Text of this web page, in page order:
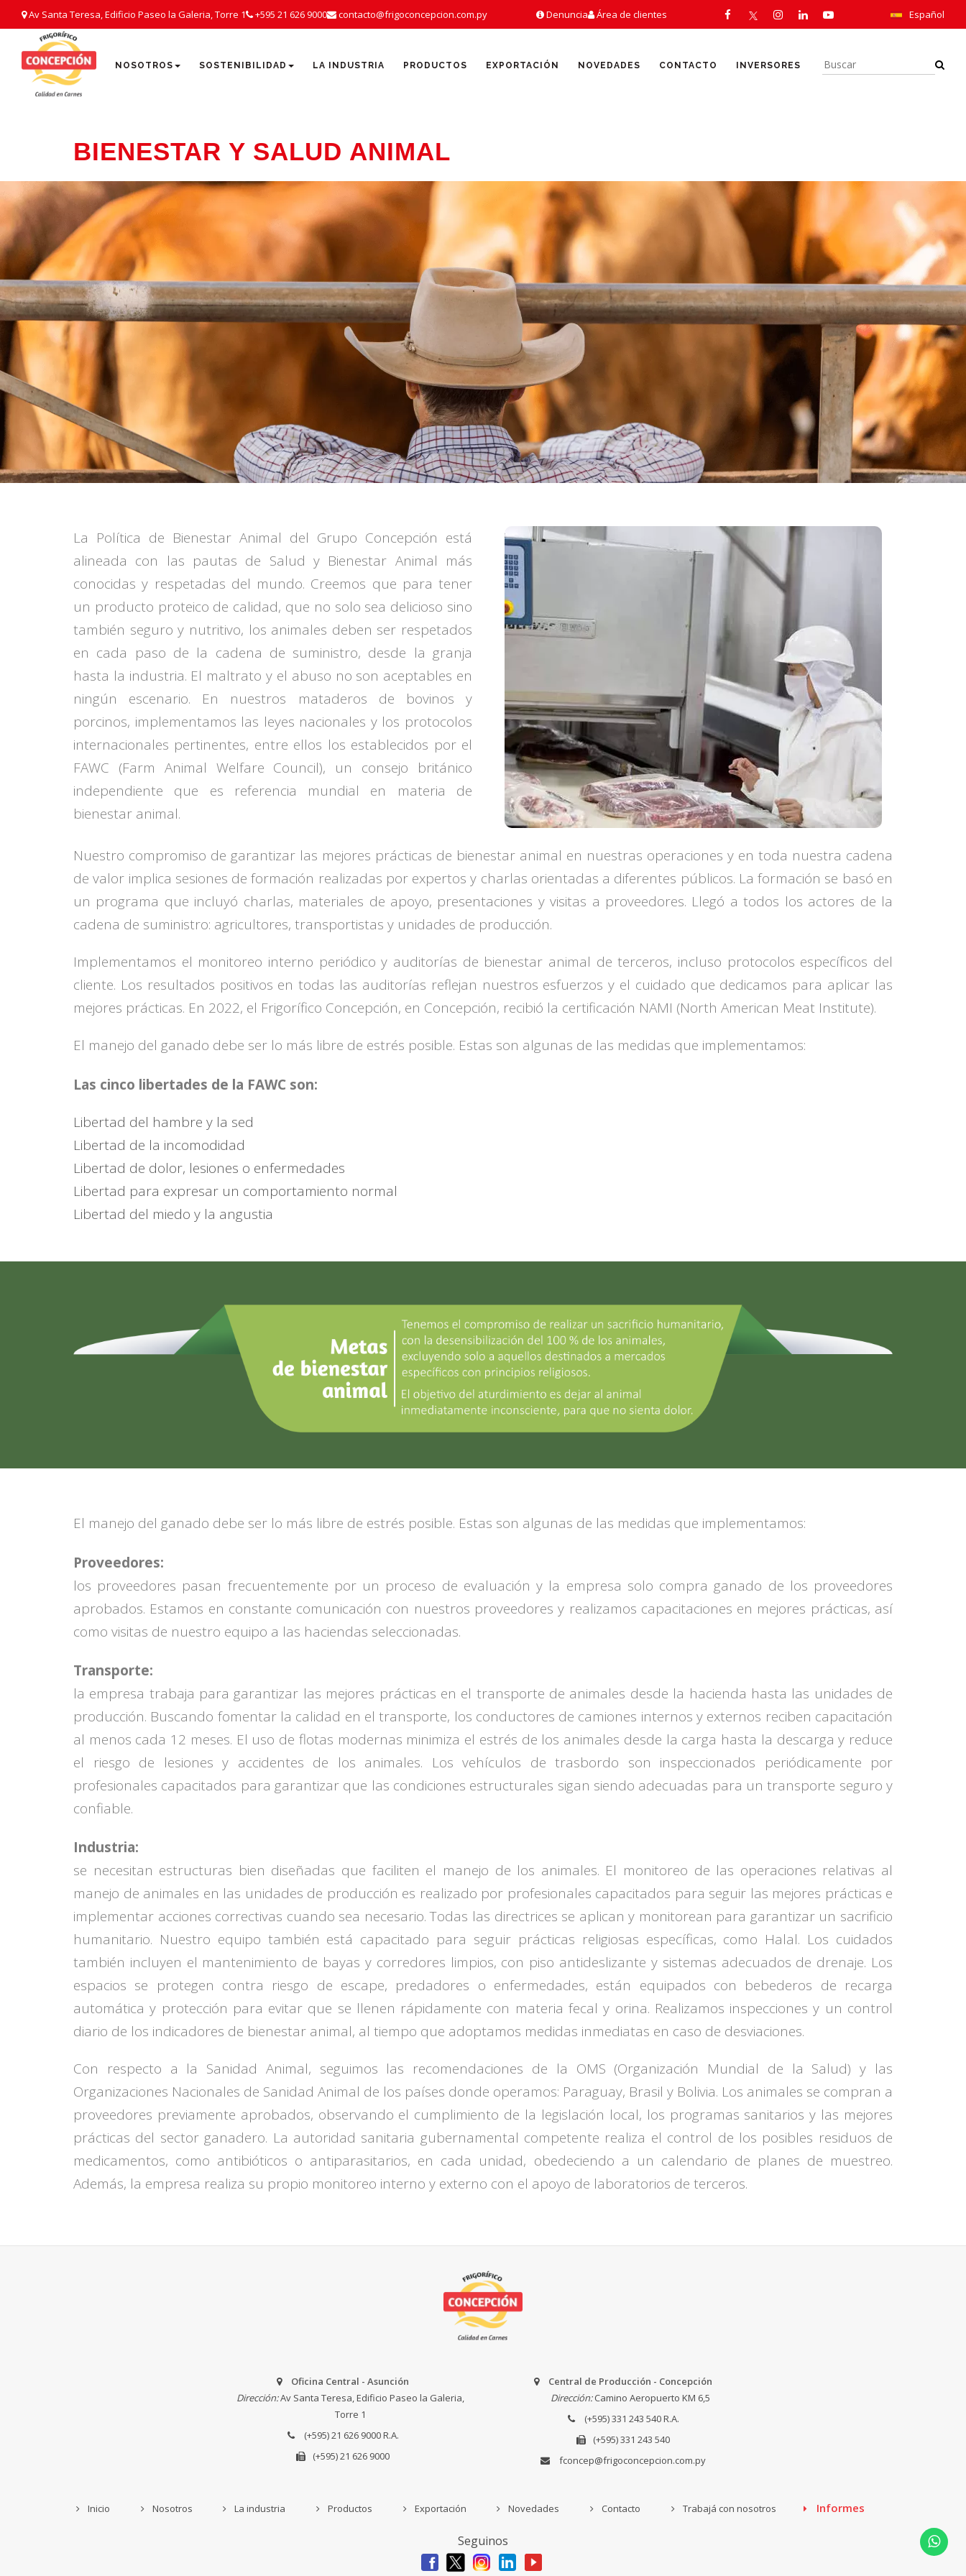
Av Santa Teresa, Edificio Paseo la Galeria, Torre 1 +595 21 626 9000 contacto@frigoconcepcion.com.py Denuncia Área de clientes Español
NOSOTROS SOSTENIBILIDAD LA INDUSTRIA PRODUCTOS EXPORTACIÓN NOVEDADES CONTACTO INVERSORES
BIENESTAR Y SALUD ANIMAL
La Política de Bienestar Animal del Grupo Concepción está
alineada con las pautas de Salud y Bienestar Animal más
conocidas y respetadas del mundo. Creemos que para tener
un producto proteico de calidad, que no solo sea delicioso sino
también seguro y nutritivo, los animales deben ser respetados
en cada paso de la cadena de suministro, desde la granja
hasta la industria. El maltrato y el abuso no son aceptables en
ningún escenario. En nuestros mataderos de bovinos y
porcinos, implementamos las leyes nacionales y los protocolos
internacionales pertinentes, entre ellos los establecidos por el
FAWC (Farm Animal Welfare Council), un consejo británico
independiente que es referencia mundial en materia de
bienestar animal.
Nuestro compromiso de garantizar las mejores prácticas de bienestar animal en nuestras operaciones y en toda nuestra cadena
de valor implica sesiones de formación realizadas por expertos y charlas orientadas a diferentes públicos. La formación se basó en
un programa que incluyó charlas, materiales de apoyo, presentaciones y visitas a proveedores. Llegó a todos los actores de la
cadena de suministro: agricultores, transportistas y unidades de producción.
Implementamos el monitoreo interno periódico y auditorías de bienestar animal de terceros, incluso protocolos específicos del
cliente. Los resultados positivos en todas las auditorías reflejan nuestros esfuerzos y el cuidado que dedicamos para aplicar las
mejores prácticas. En 2022, el Frigorífico Concepción, en Concepción, recibió la certificación NAMI (North American Meat Institute).
El manejo del ganado debe ser lo más libre de estrés posible. Estas son algunas de las medidas que implementamos:
Las cinco libertades de la FAWC son:
Libertad del hambre y la sed
Libertad de la incomodidad
Libertad de dolor, lesiones o enfermedades
Libertad para expresar un comportamiento normal
Libertad del miedo y la angustia
El manejo del ganado debe ser lo más libre de estrés posible. Estas son algunas de las medidas que implementamos:
Proveedores:
los proveedores pasan frecuentemente por un proceso de evaluación y la empresa solo compra ganado de los proveedores
aprobados. Estamos en constante comunicación con nuestros proveedores y realizamos capacitaciones en mejores prácticas, así
como visitas de nuestro equipo a las haciendas seleccionadas.
Transporte:
la empresa trabaja para garantizar las mejores prácticas en el transporte de animales desde la hacienda hasta las unidades de
producción. Buscando fomentar la calidad en el transporte, los conductores de camiones internos y externos reciben capacitación
al menos cada 12 meses. El uso de flotas modernas minimiza el estrés de los animales desde la carga hasta la descarga y reduce
el riesgo de lesiones y accidentes de los animales. Los vehículos de trasbordo son inspeccionados periódicamente por
profesionales capacitados para garantizar que las condiciones estructurales sigan siendo adecuadas para un transporte seguro y
confiable.
Industria:
se necesitan estructuras bien diseñadas que faciliten el manejo de los animales. El monitoreo de las operaciones relativas al
manejo de animales en las unidades de producción es realizado por profesionales capacitados para seguir las mejores prácticas e
implementar acciones correctivas cuando sea necesario. Todas las directrices se aplican y monitorean para garantizar un sacrificio
humanitario. Nuestro equipo también está capacitado para seguir prácticas religiosas específicas, como Halal. Los cuidados
también incluyen el mantenimiento de bayas y corredores limpios, con piso antideslizante y sistemas adecuados de drenaje. Los
espacios se protegen contra riesgo de escape, predadores o enfermedades, están equipados con bebederos de recarga
automática y protección para evitar que se llenen rápidamente con materia fecal y orina. Realizamos inspecciones y un control
diario de los indicadores de bienestar animal, al tiempo que adoptamos medidas inmediatas en caso de desviaciones.
Con respecto a la Sanidad Animal, seguimos las recomendaciones de la OMS (Organización Mundial de la Salud) y las
Organizaciones Nacionales de Sanidad Animal de los países donde operamos: Paraguay, Brasil y Bolivia. Los animales se compran a
proveedores previamente aprobados, observando el cumplimiento de la legislación local, los programas sanitarios y las mejores
prácticas del sector ganadero. La autoridad sanitaria gubernamental competente realiza el control de los posibles residuos de
medicamentos, como antibióticos o antiparasitarios, en cada unidad, obedeciendo a un calendario de planes de muestreo.
Además, la empresa realiza su propio monitoreo interno y externo con el apoyo de laboratorios de terceros.
Oficina Central - Asunción
Dirección:Av Santa Teresa, Edificio Paseo la Galeria,
Torre 1
(+595) 21 626 9000R.A.
(+595) 21 626 9000
Central de Producción - Concepción
Dirección:Camino Aeropuerto KM 6,5
(+595) 331 243 540R.A.
(+595) 331 243 540
fconcep@frigoconcepcion.com.py
Inicio Nosotros La industria Productos Exportación Novedades Contacto Trabajá con nosotros Informes
Seguinos